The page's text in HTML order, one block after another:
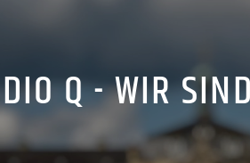
Q - WIR